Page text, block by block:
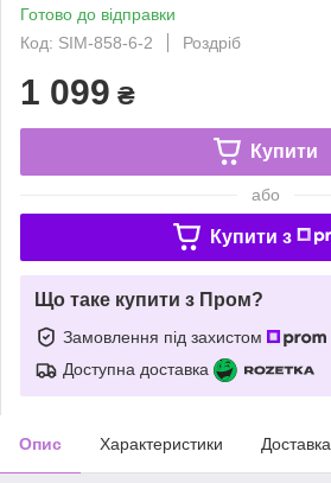
Готово до відправки
Код: SIM-858-6-2
Роздріб
1 099 ₴
Купити
або
Купити з
Що таке купити з Пром?
Замовлення під захистом
Доступна доставка
Опис Характеристики Доставка